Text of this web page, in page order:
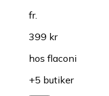
fr.
399 kr
hos flaconi
+5 butiker